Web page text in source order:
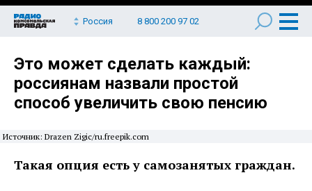
Россия 8 800 200 97 02
Это может сделать каждый:
россиянам назвали простой
способ увеличить свою пенсию
Источник: Drazen Zigic/ru.freepik.com
Такая опция есть у самозанятых граждан.